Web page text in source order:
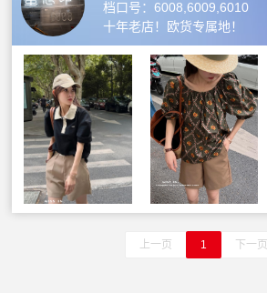
档口号：6008,6009,6010
十年老店！欧货专属地！
上一页 1 下一页